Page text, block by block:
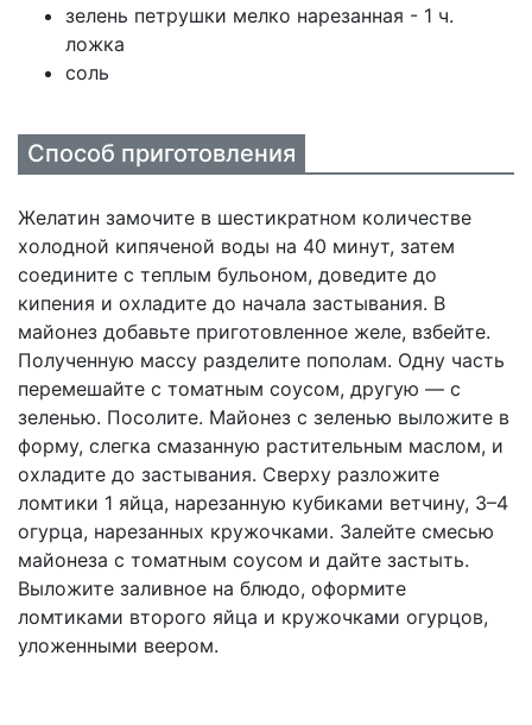
зелень петрушки мелко нарезанная - 1 ч.
ложка
соль
Способ приготовления
Желатин замочите в шестикратном количестве
холодной кипяченой воды на 40 минут, затем
соедините с теплым бульоном, доведите до
кипения и охладите до начала застывания. В
майонез добавьте приготовленное желе, взбейте.
Полученную массу разделите пополам. Одну часть
перемешайте с томатным соусом, другую — с
зеленью. Посолите. Майонез с зеленью выложите в
форму, слегка смазанную растительным маслом, и
охладите до застывания. Сверху разложите
ломтики 1 яйца, нарезанную кубиками ветчину, 3–4
огурца, нарезанных кружочками. Залейте смесью
майонеза с томатным соусом и дайте застыть.
Выложите заливное на блюдо, оформите
ломтиками второго яйца и кружочками огурцов,
уложенными веером.